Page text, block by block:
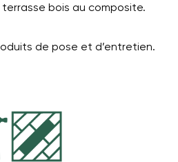
bois au composite.
de pose et d’entretien.